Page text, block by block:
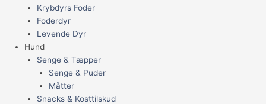
Krybdyrs Foder
Foderdyr
Levende Dyr
Hund
Senge & Tæpper
Senge & Puder
Måtter
Snacks & Kosttilskud